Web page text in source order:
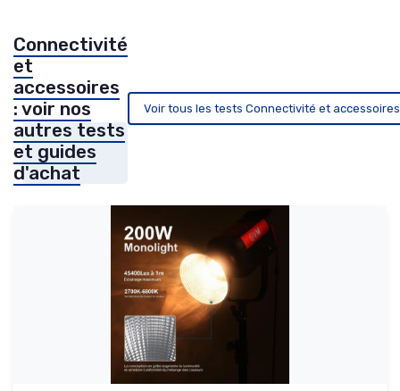
Connectivité
et
accessoires
: voir nos
autres tests
et guides
d'achat
Voir tous les tests Connectivité et